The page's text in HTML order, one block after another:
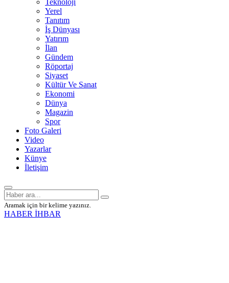
Teknoloji
Yerel
Tanıtım
İş Dünyası
Yatırım
İlan
Gündem
Röportaj
Siyaset
Kültür Ve Sanat
Ekonomi
Dünya
Magazin
Spor
Foto Galeri
Video
Yazarlar
Künye
İletişim
Aramak için bir kelime yazınız.
HABER İHBAR